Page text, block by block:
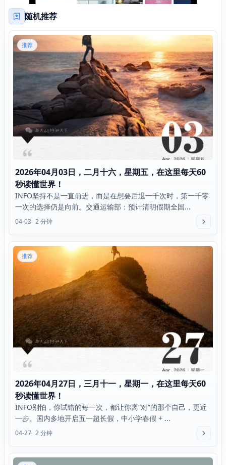
随机推荐
推荐
2026年04月03日，二月十六，星期五，在这里每天60
秒读懂世界！
INFO坚持不是一直前进，而是在想要后退一千次时，第一千零
一次的选择仍是向前。交通运输部：预计清明假期全国...
04-03 2 分钟
推荐
2026年04月27日，三月十一，星期一，在这里每天60
秒读懂世界！
INFO别怕，你试错的每一次，都让你离“对”的那个自己，更近
一步。国内多地开启五一超长假，中小学春假 + ...
04-27 2 分钟